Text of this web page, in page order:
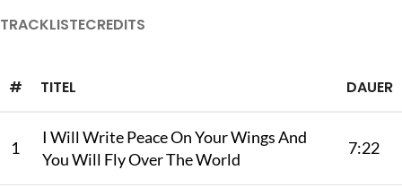
TRACKLISTECREDITS
# TITEL DAUER
1
I Will Write Peace On Your Wings And
You Will Fly Over The World
7:22